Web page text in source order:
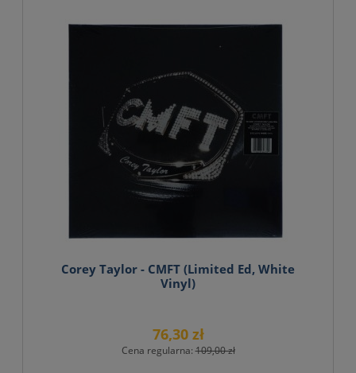
Corey Taylor - CMFT (Limited Ed, White
Vinyl)
76,30 zł
Cena regularna:109,00 zł